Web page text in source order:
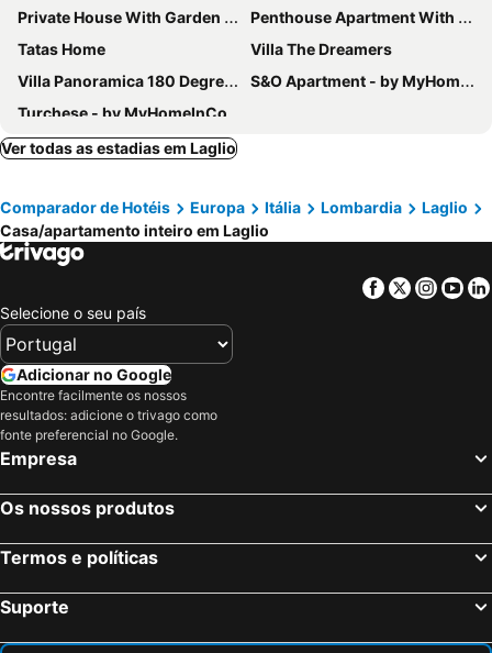
Private House With Garden In Cerano D'Intelvi (Co) Lake Como
Penthouse Apartment With Panoramic Lake View, Shared Pool
Tatas Home
Villa The Dreamers
Villa Panoramica 180 Degree Views Of Lake Como From The Wrap Around Terrace
S&O Apartment - by MyHomeInComo
Turchese - by MyHomeInComo
Ver todas as estadias em Laglio
Comparador de Hotéis Europa Itália Lombardia
Laglio
Casa/apartamento inteiro em Laglio
Facebook
Twitter
Selecione o seu país
Adicionar no Google
Encontre facilmente os nossos
resultados: adicione o trivago como
fonte preferencial no Google.
Empresa
Os nossos produtos
Termos e políticas
Suporte